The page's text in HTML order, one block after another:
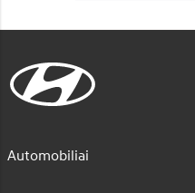
Automobiliai